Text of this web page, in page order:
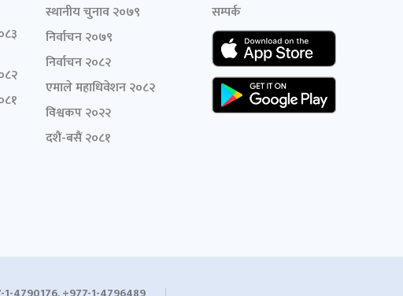
स्थानीय चुनाव २०७९
निर्वाचन २०७९
निर्वाचन २०८२
एमाले महाधिवेशन २०८२
विश्वकप २०२२
दशैं-बसैं २०८१
सम्पर्क